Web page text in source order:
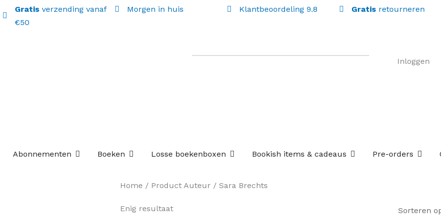
Gratis verzending vanaf
€50
Morgen in huis Klantbeoordeling 9.8 Gratis retourneren
Inloggen
Abonnementen Open Abonnementen
Boeken Open Boeken
Losse boekenboxen Open Losse boekenboxen
Bookish items & cadeaus Open Bookish items &
Pre-orders Open
Home / Product Auteur / Sara Brechts
Enig resultaat